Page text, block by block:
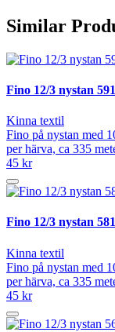
Similar
Fino 12/3 nystan
Kinna textil
Fino på nystan med
per härva, ca 335
45 kr
Fino 12/3 nystan
Kinna textil
Fino på nystan med
per härva, ca 335
45 kr